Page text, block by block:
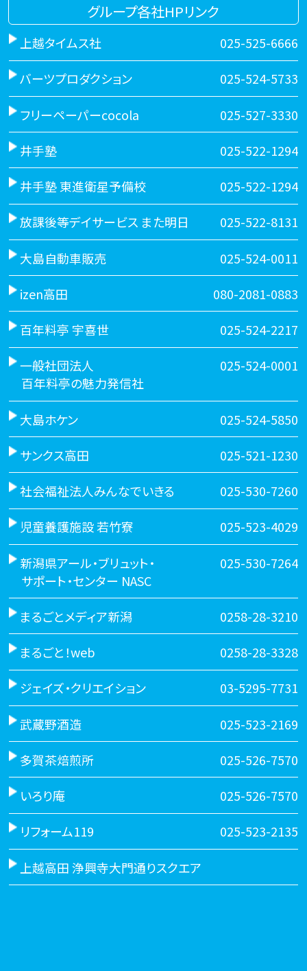
グループ各社HPリンク
上越タイムス社 025-525-6666
バーツプロダクション 025-524-5733
フリーペーパーcocola 025-527-3330
井手塾 025-522-1294
井手塾 東進衛星予備校 025-522-1294
放課後等デイサービス また明日 025-522-8131
大島自動車販売 025-524-0011
izen高田 080-2081-0883
百年料亭 宇喜世 025-524-2217
一般社団法人
百年料亭の魅力発信社
025-524-0001
大島ホケン 025-524-5850
サンクス高田 025-521-1230
社会福祉法人みんなでいきる 025-530-7260
児童養護施設 若竹寮 025-523-4029
新潟県アール・ブリュット・
サポート・センター NASC
025-530-7264
まるごとメディア新潟 0258-28-3210
まるごと！web 0258-28-3328
ジェイズ・クリエイション 03-5295-7731
武蔵野酒造 025-523-2169
多賀茶焙煎所 025-526-7570
いろり庵 025-526-7570
リフォーム119 025-523-2135
上越高田 浄興寺大門通りスクエア